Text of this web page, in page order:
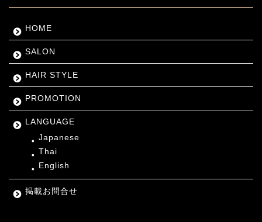
HOME
SALON
HAIR STYLE
PROMOTION
LANGUAGE
Japanese
Thai
English
掲載お問合せ